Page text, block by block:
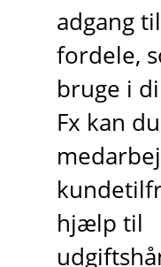
adgang
fordele,
bruge i
Fx kan
hjælp til